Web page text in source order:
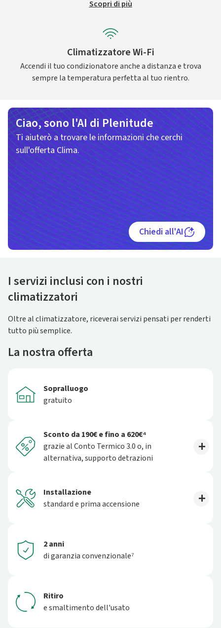
Scopri di più
Climatizzatore Wi-Fi
Accendi il tuo condizionatore anche a distanza e trova
sempre la temperatura perfetta al tuo rientro.
Ciao, sono l'AI di Plenitude
Ti aiuterò a trovare le informazioni che cerchi
sull'offerta Clima.
Chiedi all'AI
I servizi inclusi con i nostri
climatizzatori
Oltre al climatizzatore, riceverai servizi pensati per renderti
tutto più semplice.
La nostra offerta
Sopralluogo
gratuito
Sconto da 190€ e fino a 620€⁴
grazie al Conto Termico 3.0 o, in
alternativa, supporto detrazioni
Installazione
standard e prima accensione
2 anni
di garanzia convenzionale⁷
Ritiro
e smaltimento dell'usato